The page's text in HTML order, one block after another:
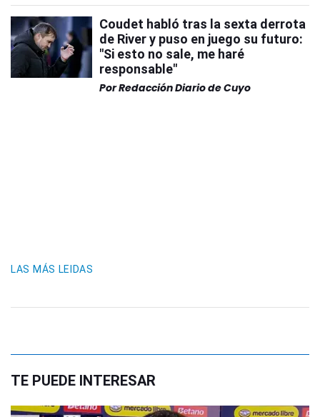
Coudet habló tras la sexta derrota
de River y puso en juego su futuro:
"Si esto no sale, me haré
responsable"
PorRedacción Diario de Cuyo
LAS MÁS LEIDAS
TE PUEDE INTERESAR